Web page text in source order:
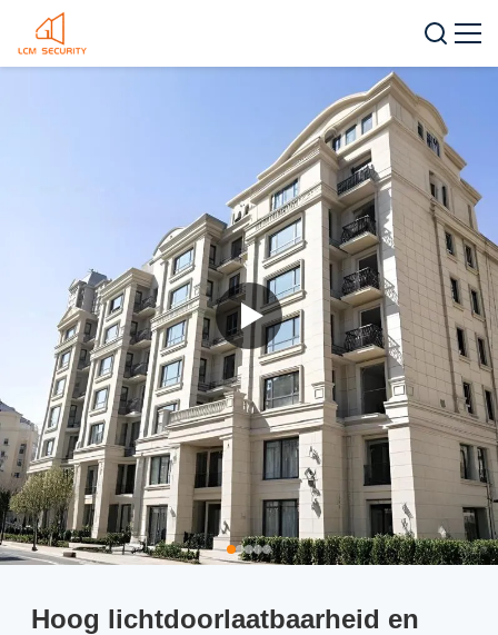
Hoog lichtdoorlaatbaarheid en